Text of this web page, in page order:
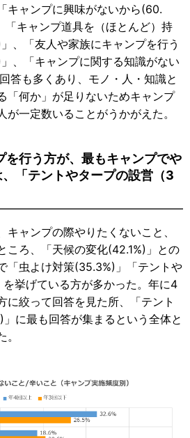
キャンプに興味がないから(60.
「キャンプ道具を（ほとんど）持
、「友人や家族にキャンプを行う
、「キャンプに関する知識がない
答も多くあり、モノ・人・知識と
「何か」が足りないためキャンプ
が一定数いることがうかがえた。
を行う方が、最もキャンプでや
「テントやタープの設営（3
キャンプの際やりたくないこと、
ころ、「天候の変化(42.1%)」との
「虫よけ対策(35.3%)」「テントや
挙げている方が多かった。年に4
に絞って回答を見た所、「テント
に最も回答が集まるという全体と